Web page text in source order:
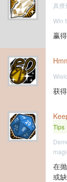
真擅
Win
赢
获
Tips
在
或